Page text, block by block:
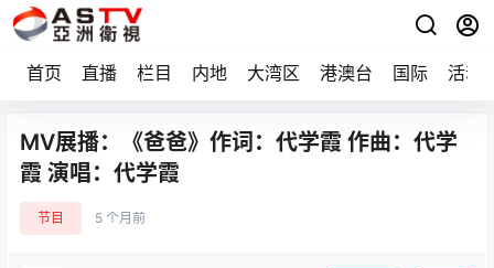
首页 直播 栏目 内地 大湾区 港澳台 国际 活动
MV展播：《爸爸》作词：代学霞 作曲：代学
霞 演唱：代学霞
节目 5 个月前